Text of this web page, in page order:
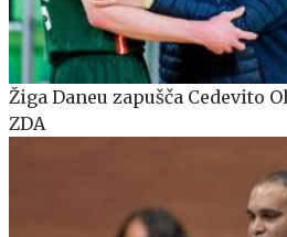
Žiga Daneu zapušča Cedevito
ZDA